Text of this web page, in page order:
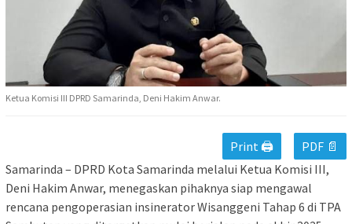
Ketua Komisi III DPRD Samarinda, Deni Hakim Anwar.
Print 🖨
PDF 📄
Samarinda – DPRD Kota Samarinda melalui Ketua Komisi III,
Deni Hakim Anwar, menegaskan pihaknya siap mengawal
rencana pengoperasian insinerator Wisanggeni Tahap 6 di TPA